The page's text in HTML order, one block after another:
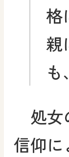
格
親
処女
信仰